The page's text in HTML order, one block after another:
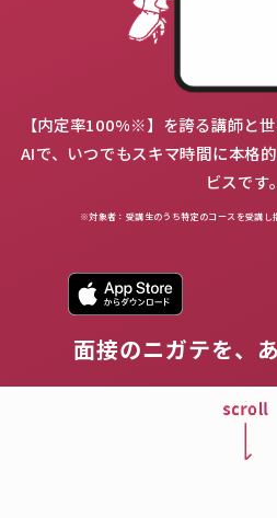
【内定率100%※】を誇る講師と
AIで、いつでもスキマ時間に本格
ビスです。
※対象者：受講生のうち特定のコースを受講し
面接のニガテを、